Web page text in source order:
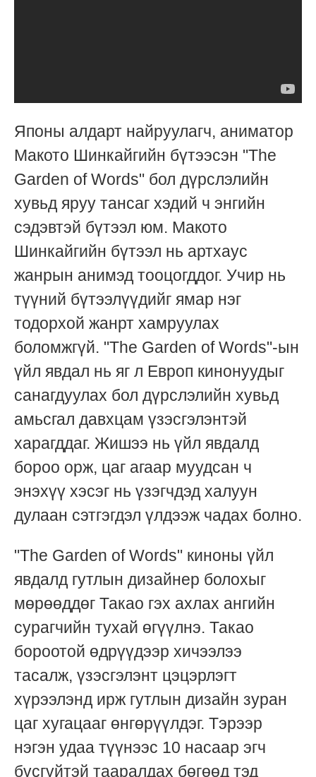
Японы алдарт найруулагч, аниматор
Макото Шинкайгийн бүтээсэн "The
Garden of Words" бол дүрслэлийн
хувьд яруу тансаг хэдий ч энгийн
сэдэвтэй бүтээл юм. Макото
Шинкайгийн бүтээл нь артхаус
жанрын анимэд тооцогддог. Учир нь
түүний бүтээлүүдийг ямар нэг
тодорхой жанрт хамруулах
боломжгүй. "The Garden of Words"-ын
үйл явдал нь яг л Европ кинонуудыг
санагдуулах бол дүрслэлийн хувьд
амьсгал давхцам үзэсгэлэнтэй
харагддаг. Жишээ нь үйл явдалд
бороо орж, цаг агаар муудсан ч
энэхүү хэсэг нь үзэгчдэд халуун
дулаан сэтгэгдэл үлдээж чадах болно.
"The Garden of Words" киноны үйл
явдалд гутлын дизайнер болохыг
мөрөөддөг Такао гэх ахлах ангийн
сурагчийн тухай өгүүлнэ. Такао
бороотой өдрүүдээр хичээлээ
тасалж, үзэсгэлэнт цэцэрлэгт
хүрээлэнд ирж гутлын дизайн зуран
цаг хугацааг өнгөрүүлдэг. Тэрээр
нэгэн удаа түүнээс 10 насаар эгч
бүсгүйтэй тааралдах бөгөөд тэд